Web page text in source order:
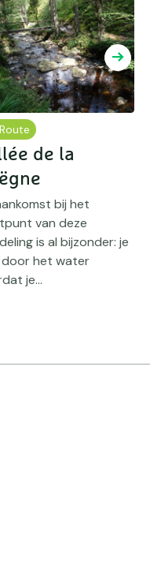
Route
de la
bij het
van deze
is al bijzonder: je
het water
je...